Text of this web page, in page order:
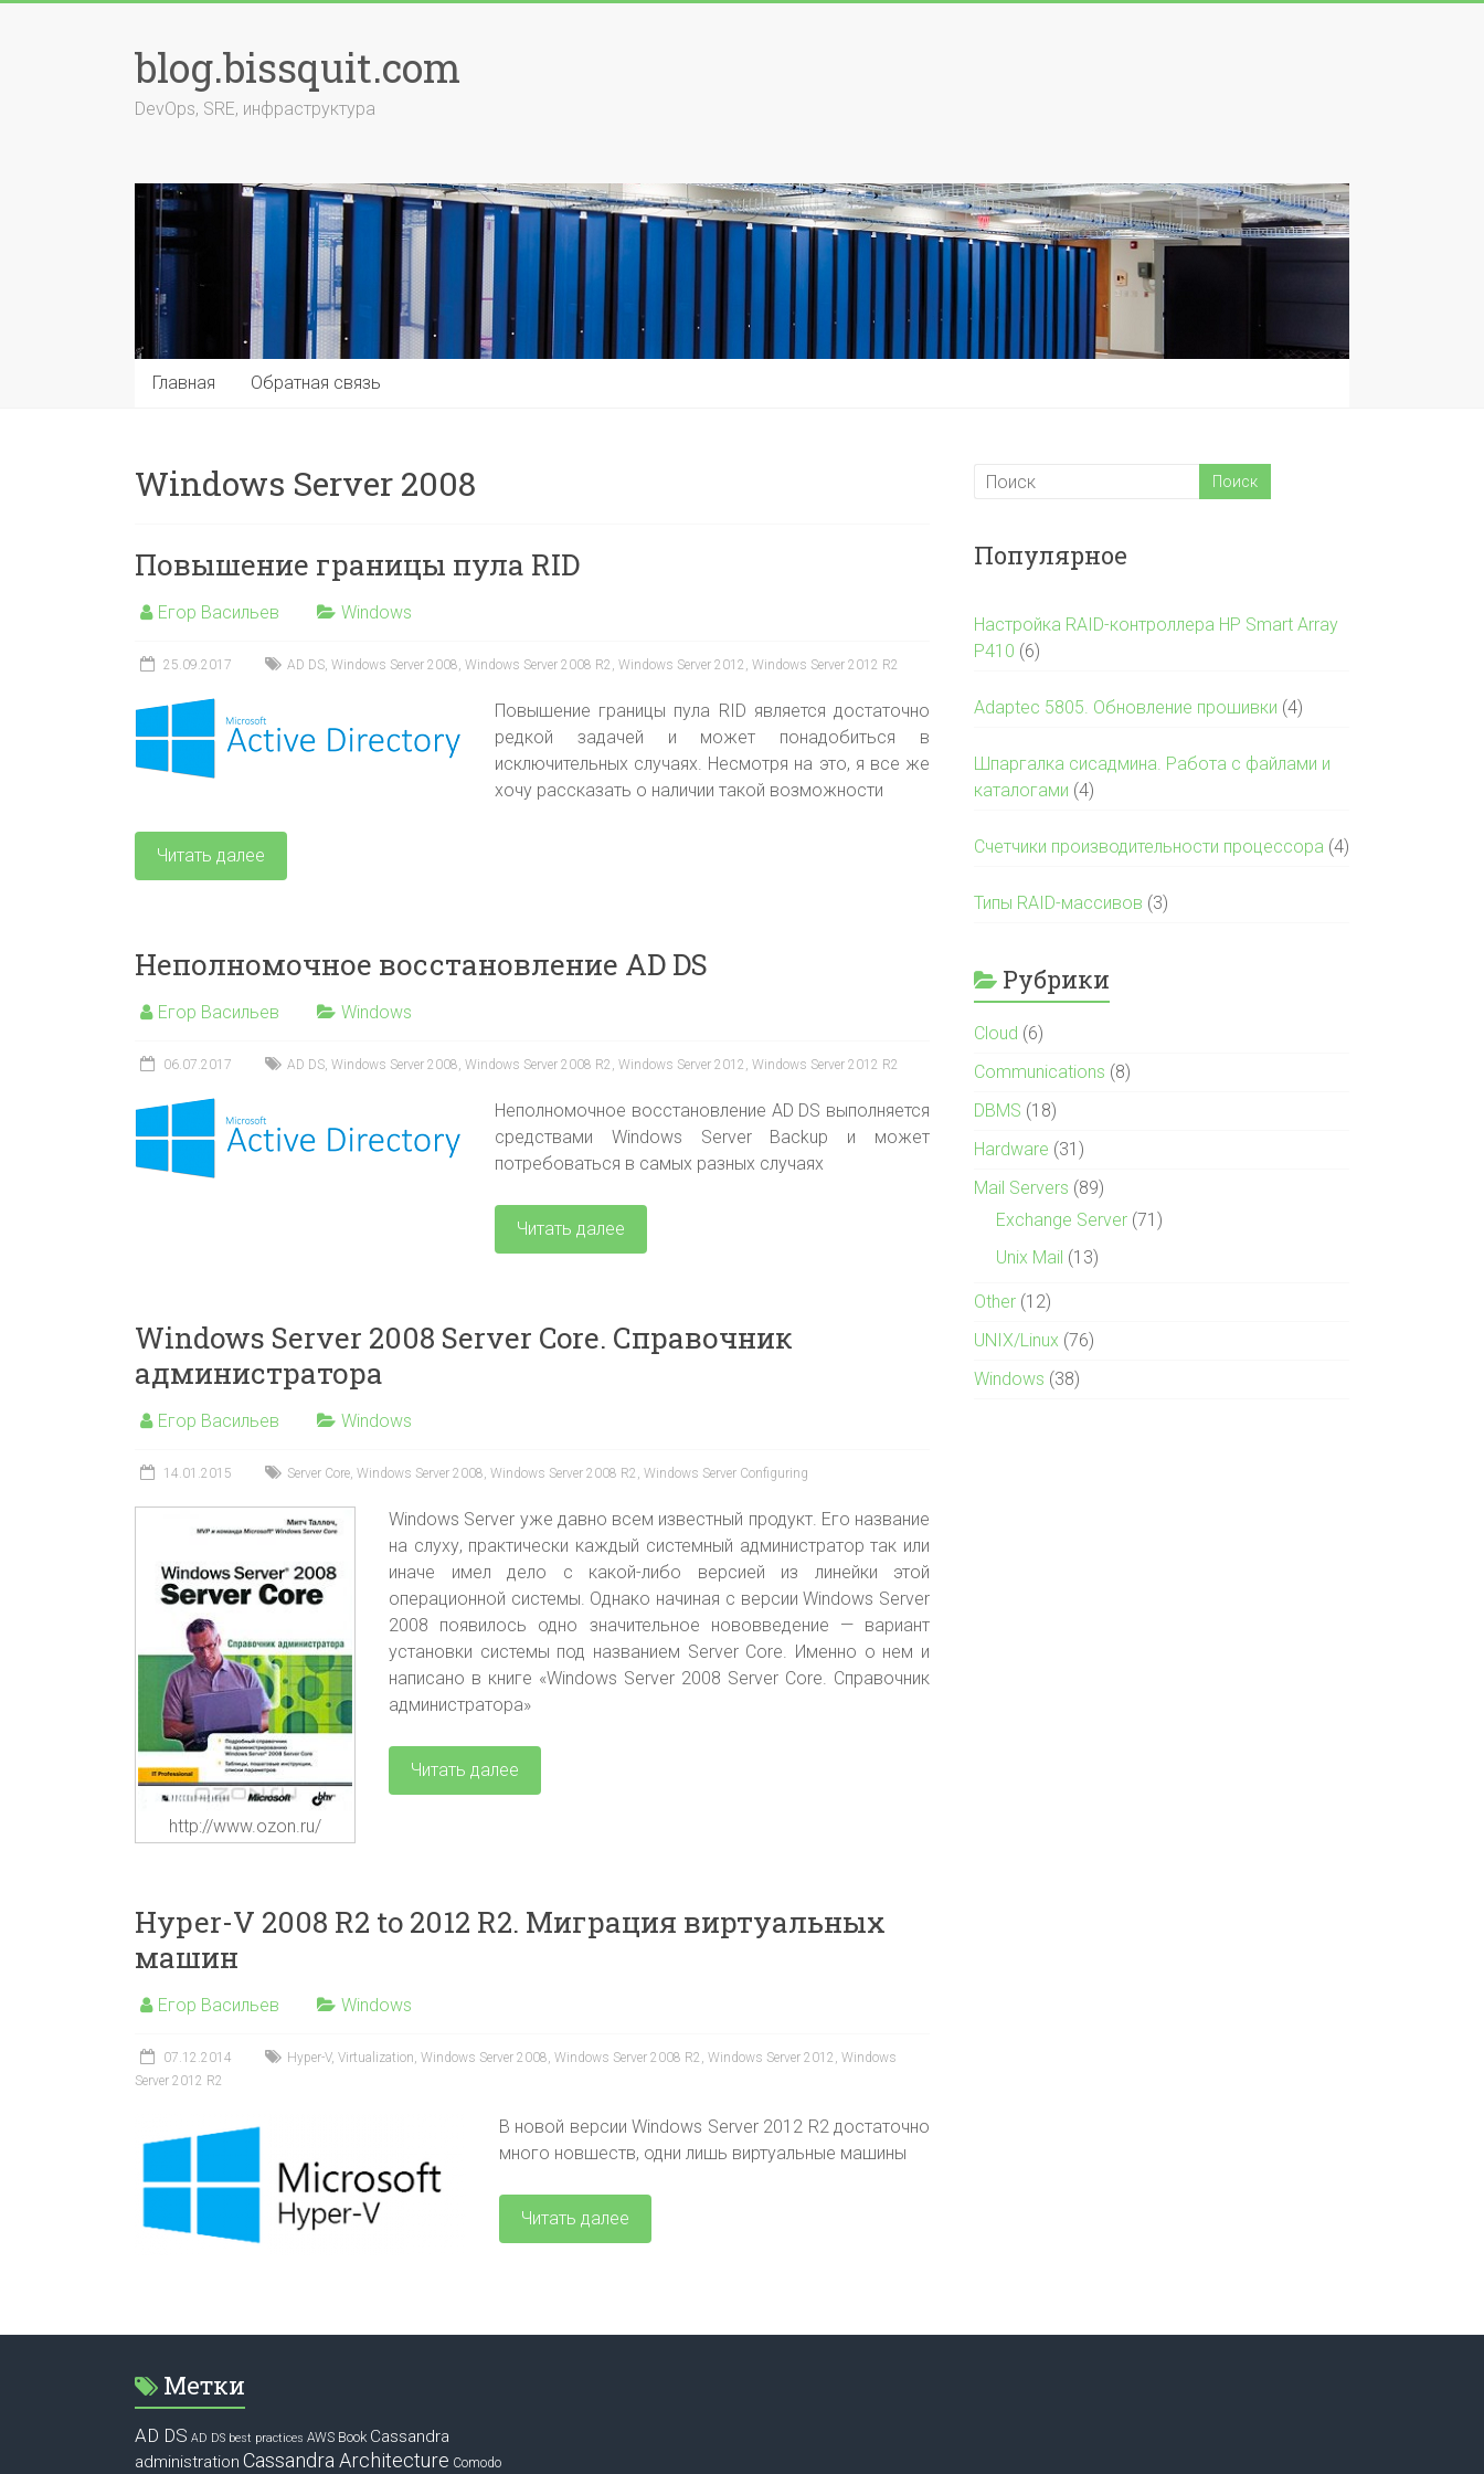
blog.bissquit.com
DevOps, SRE, инфраструктура
Главная Обратная связь
Windows Server 2008
Повышение границы пула RID
Егор Васильев Windows
25.09.2017 AD DS, Windows Server 2008, Windows Server 2008 R2 , Windows Server 2012 , Windows Server 2012 R2
Повышение границы пула RID является достаточно
редкой задачей и может понадобиться в
исключительных случаях. Несмотря на это, я все же
хочу рассказать о наличии такой возможности
Читать далее
Неполномочное восстановление AD DS
Егор Васильев Windows
06.07.2017 AD DS, Windows Server 2008, Windows Server 2008 R2 , Windows Server 2012 , Windows Server 2012 R2
Неполномочное восстановление AD DS выполняется
средствами Windows Server Backup и может
потребоваться в самых разных случаях
Читать далее
Windows Server 2008 Server Core. Справочник
администратора
Егор Васильев Windows
14.01.2015 Server Core, Windows Server 2008, Windows Server 2008 R2 , Windows Server Configuring
http://www.ozon.ru/
Windows Server уже давно всем известный продукт. Его название
на слуху, практически каждый системный администратор так или
иначе имел дело с какой-либо версией из линейки этой
операционной системы. Однако начиная с версии Windows Server
2008 появилось одно значительное нововведение — вариант
установки системы под названием Server Core. Именно о нем и
написано в книге «Windows Server 2008 Server Core. Справочник
администратора»
Читать далее
Hyper-V 2008 R2 to 2012 R2. Миграция виртуальных
машин
Егор Васильев Windows
07.12.2014 Hyper-V, Virtualization, Windows Server 2008, Windows Server 2008 R2 , Windows Server 2012 , Windows
Server 2012 R2
В новой версии Windows Server 2012 R2 достаточно
много новшеств, одни лишь виртуальные машины
Читать далее
Популярное
Настройка RAID-контроллера HP Smart Array
P410 (6)
Adaptec 5805. Обновление прошивки (4)
Шпаргалка сисадмина. Работа с файлами и
каталогами (4)
Счетчики производительности процессора (4)
Типы RAID-массивов (3)
Рубрики
Cloud (6)
Communications (8)
DBMS (18)
Hardware (31)
Mail Servers (89)
Exchange Server (71)
Unix Mail (13)
Other (12)
UNIX/Linux (76)
Windows (38)
Метки
AD DS AD DS best practices AWS Book Cassandra
administration Cassandra Architecture Comodo